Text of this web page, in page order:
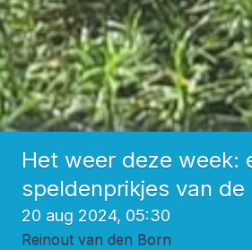
Het weer deze week:
speldenprikjes van
20 aug 2024, 05:30
Reinout van den Born